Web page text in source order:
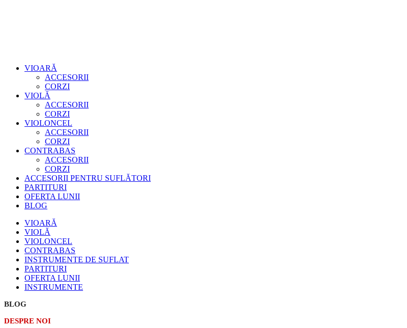
VIOARĂ
ACCESORII
CORZI
VIOLĂ
ACCESORII
CORZI
VIOLONCEL
ACCESORII
CORZI
CONTRABAS
ACCESORII
CORZI
ACCESORII PENTRU SUFLĂTORI
PARTITURI
OFERTA LUNII
BLOG
VIOARĂ
VIOLĂ
VIOLONCEL
CONTRABAS
INSTRUMENTE DE SUFLAT
PARTITURI
OFERTA LUNII
INSTRUMENTE
BLOG
DESPRE NOI